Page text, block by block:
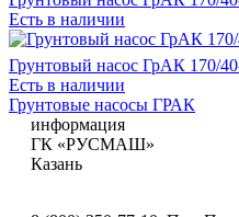
Есть в наличии
Грунтовый насос ГрАК 170/
Есть в наличии
Грунтовые насосы ГРАК
информация
ГК «РУСМАШ»
Казань